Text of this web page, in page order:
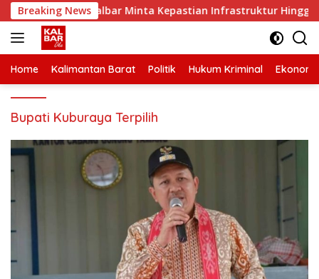
Skip
to
content
Breaking News
Organda Kalbar Minta Kepastian Infrastruktur Hingga
Home Kalimantan Barat Politik Hukum Kriminal Ekonomi
Bupati Kuburaya Terpilih